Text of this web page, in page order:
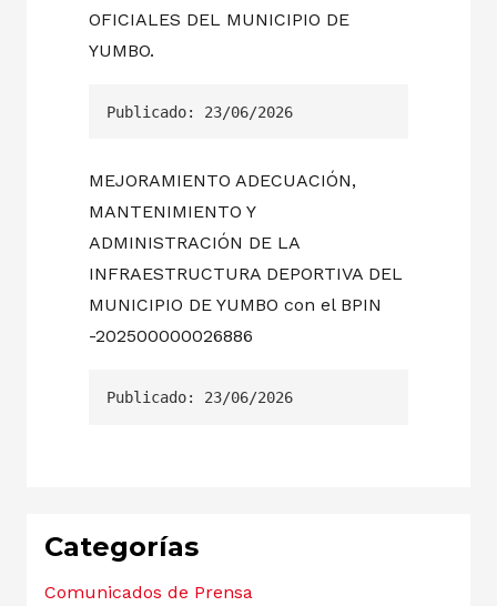
OFICIALES DEL MUNICIPIO DE
YUMBO.
Publicado: 23/06/2026
MEJORAMIENTO ADECUACIÓN,
MANTENIMIENTO Y
ADMINISTRACIÓN DE LA
INFRAESTRUCTURA DEPORTIVA DEL
MUNICIPIO DE YUMBO con el BPIN
-202500000026886
Publicado: 23/06/2026
Categorías
Comunicados de Prensa